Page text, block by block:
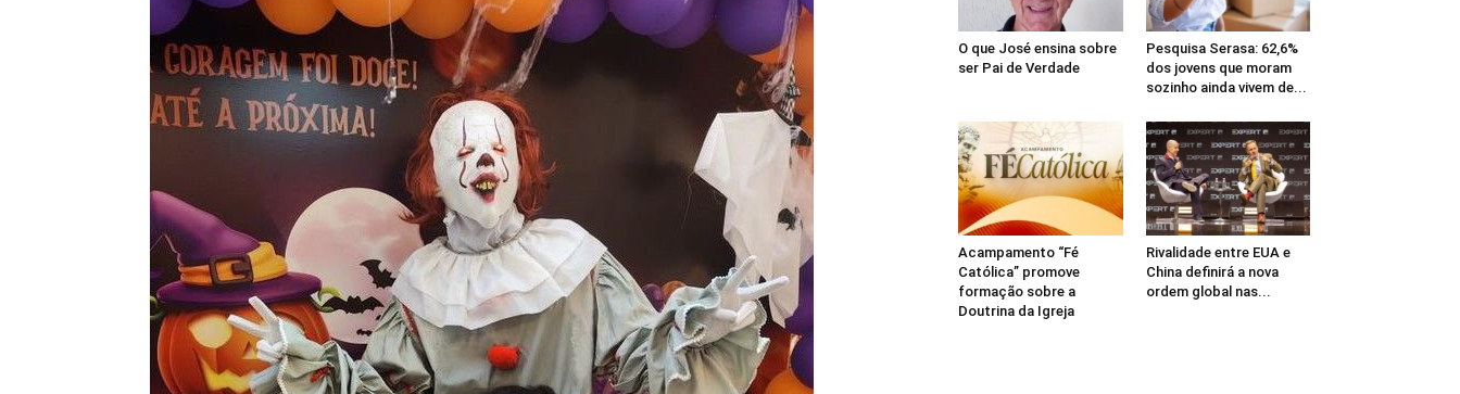
O que José ensina sobre
ser Pai de Verdade
Pesquisa Serasa: 62,6%
dos jovens que moram
sozinho ainda vivem de...
Acampamento “Fé
Católica” promove
formação sobre a
Doutrina da Igreja
Rivalidade entre EUA e
China definirá a nova
ordem global nas...